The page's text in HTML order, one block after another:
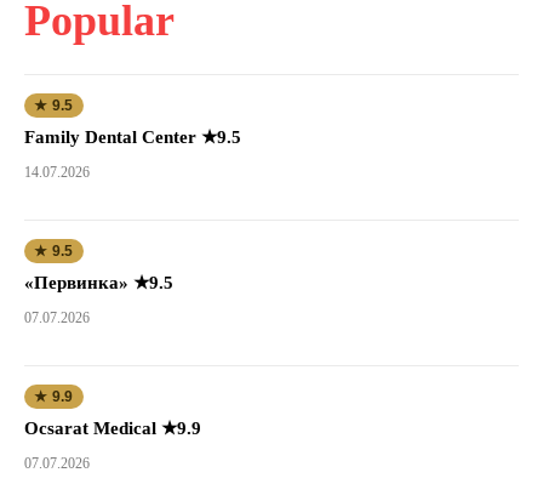
Popular
★ 9.5
Family Dental Center ★9.5
14.07.2026
★ 9.5
«Первинка» ★9.5
07.07.2026
★ 9.9
Ocsarat Medical ★9.9
07.07.2026